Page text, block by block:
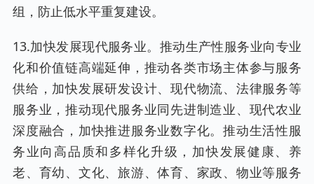
组，防止低水平重复建设。
13.加快发展现代服务业。推动生产性服务业向专业
化和价值链高端延伸，推动各类市场主体参与服务
供给，加快发展研发设计、现代物流、法律服务等
服务业，推动现代服务业同先进制造业、现代农业
深度融合，加快推进服务业数字化。推动生活性服
务业向高品质和多样化升级，加快发展健康、养
老、育幼、文化、旅游、体育、家政、物业等服务